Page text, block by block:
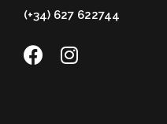
(+34) 627 622744